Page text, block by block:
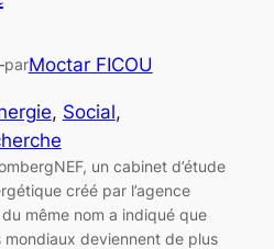
parMoctar FICOU
, Social
un cabinet d’étude
créé par l’agence
même nom a indiqué que
deviennent de plus